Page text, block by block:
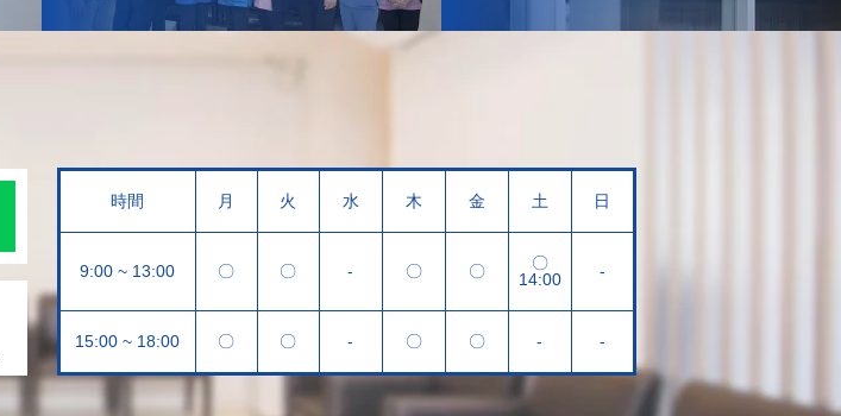
時間 月 火 水 木 金 土 日
9:00 ~ 13:00 〇 〇 - 〇 〇
〇
14:00
-
15:00 ~ 18:00 〇 〇 - 〇 〇 - -